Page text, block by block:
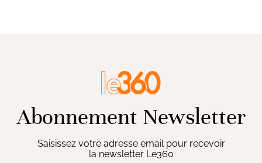
Abonnement Newsletter
Saisissez votre adresse email pour recevoir
la newsletter Le360